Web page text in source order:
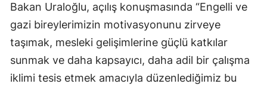
Bakan Uraloğlu, açılış konuşmasında “Engelli ve
gazi bireylerimizin motivasyonunu zirveye
taşımak, mesleki gelişimlerine güçlü katkılar
sunmak ve daha kapsayıcı, daha adil bir çalışma
iklimi tesis etmek amacıyla düzenlediğimiz bu